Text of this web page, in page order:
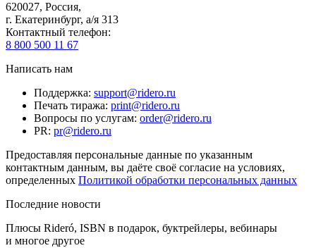
620027, Россия,
г. Екатеринбург, а/я 313
Контактный телефон:
8 800 500 11 67
Написать нам
Поддержка: support@ridero.ru
Печать тиража: print@ridero.ru
Вопросы по услугам: order@ridero.ru
PR: pr@ridero.ru
Предоставляя персональные данные по указанным
контактным данным, вы даёте своё согласие на условиях,
определенных Политикой обработки персональных данных
Последние новости
Плюсы Rideró, ISBN в подарок, буктрейлеры, вебинары
и многое другое